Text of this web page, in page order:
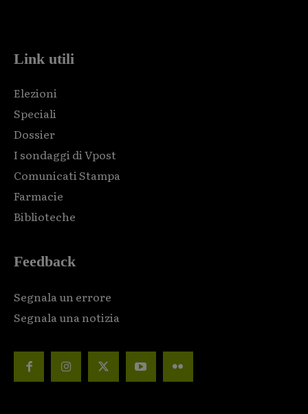
Link utili
Elezioni
Speciali
Dossier
I sondaggi di Vpost
Comunicati Stampa
Farmacie
Biblioteche
Feedback
Segnala un errore
Segnala una notizia